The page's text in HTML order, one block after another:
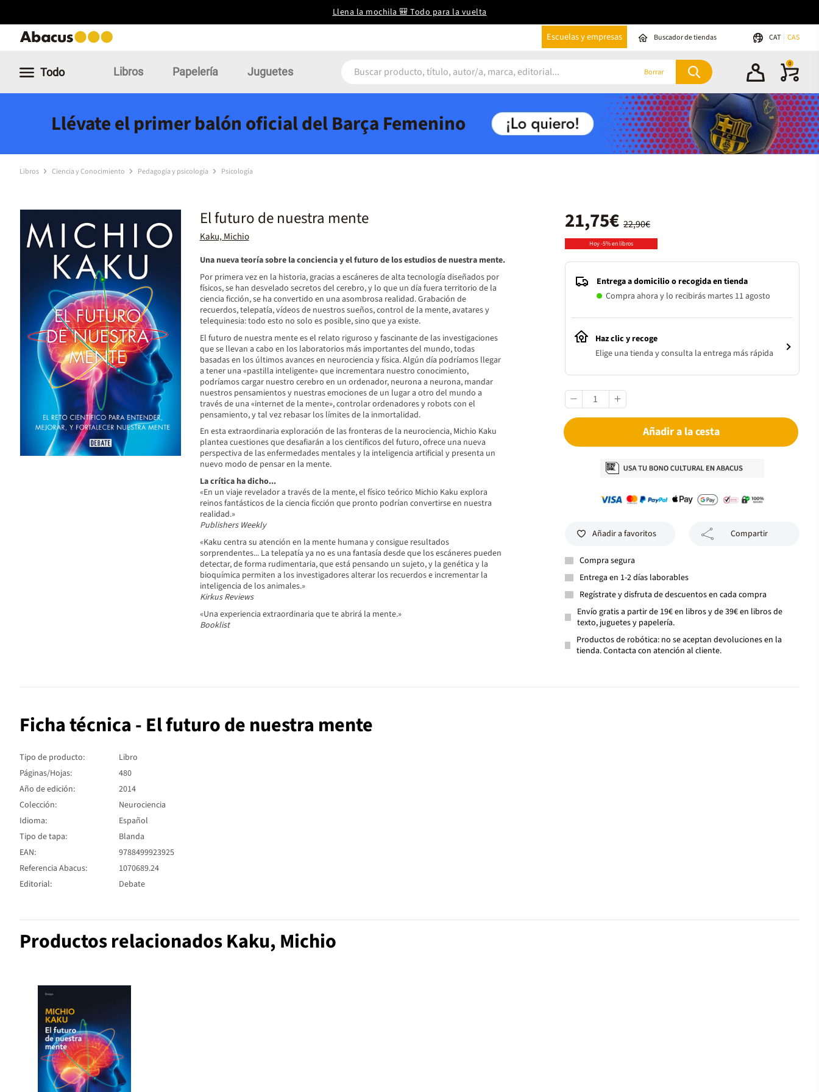
Llena la mochila 🎒 Todo para la vuelta
Escuelas y empresas Buscador de tiendas CAT CAS
Todo Libros Papelería Juguetes Borrar
0
Llévate el primer balón oficial del Barça Femenino
Libros Ciencia y Conocimiento Pedagogía y psicología Psicología
El futuro de nuestra mente
Kaku, Michio
Una nueva teoría sobre la conciencia y el futuro de los estudios de nuestra mente.
Por primera vez en la historia, gracias a escáneres de alta tecnología diseñados por
físicos, se han desvelado secretos del cerebro, y lo que un día fuera territorio de la
ciencia ficción, se ha convertido en una asombrosa realidad. Grabación de
recuerdos, telepatía, vídeos de nuestros sueños, control de la mente, avatares y
telequinesia: todo esto no solo es posible, sino que ya existe.
El futuro de nuestra mente es el relato riguroso y fascinante de las investigaciones
que se llevan a cabo en los laboratorios más importantes del mundo, todas
basadas en los últimos avances en neurociencia y física. Algún día podríamos llegar
a tener una «pastilla inteligente» que incrementara nuestro conocimiento,
podríamos cargar nuestro cerebro en un ordenador, neurona a neurona, mandar
nuestros pensamientos y nuestras emociones de un lugar a otro del mundo a
través de una «internet de la mente», controlar ordenadores y robots con el
pensamiento, y tal vez rebasar los límites de la inmortalidad.
En esta extraordinaria exploración de las fronteras de la neurociencia, Michio Kaku
plantea cuestiones que desafiarán a los científicos del futuro, ofrece una nueva
perspectiva de las enfermedades mentales y la inteligencia artificial y presenta un
nuevo modo de pensar en la mente.
La crítica ha dicho...
«En un viaje revelador a través de la mente, el físico teórico Michio Kaku explora
reinos fantásticos de la ciencia ficción que pronto podrían convertirse en nuestra
realidad.»
Publishers Weekly
«Kaku centra su atención en la mente humana y consigue resultados
sorprendentes... La telepatía ya no es una fantasía desde que los escáneres pueden
detectar, de forma rudimentaria, que está pensando un sujeto, y la genética y la
bioquímica permiten a los investigadores alterar los recuerdos e incrementar la
inteligencia de los animales.»
Kirkus Reviews
«Una experiencia extraordinaria que te abrirá la mente.»
Booklist
22,90€
21,75€
Hoy -5% en libros
Entrega a domicilio o recogida en tienda
Compra ahora y lo recibirás martes 11 agosto
Haz clic y recoge
Elige una tienda y consulta la entrega más rápida
Añadir a la cesta
Añadir a favoritos Compartir
Compra segura
Entrega en 1-2 días laborables
Regístrate y disfruta de descuentos en cada compra
Envío gratis a partir de 19€ en libros y de 39€ en libros de
texto, juguetes y papelería.
Productos de robótica: no se aceptan devoluciones en la
tienda. Contacta con atención al cliente.
Ficha técnica - El futuro de nuestra mente
Tipo de producto:
Libro
Páginas/Hojas:
480
Año de edición:
2014
Colección:
Neurociencia
Idioma:
Español
Tipo de tapa:
Blanda
EAN:
9788499923925
Referencia Abacus:
1070689.24
Editorial:
Debate
Productos relacionados Kaku, Michio